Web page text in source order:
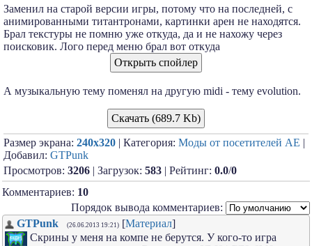
Заменил на старой версии игры, потому что на последней, с
анимированными титантронами, картинки арен не находятся.
Брал текстуры не помню уже откуда, да и не нахожу через
поисковик. Лого перед меню брал вот откуда
А музыкальную тему поменял на другую midi - тему evolution.
Скачать (689.7 Kb)
Размер экрана: 240x320 | Категория: Моды от посетителей АЕ |
Добавил: GTPunk
Просмотров: 3206 | Загрузок: 583 | Рейтинг: 0.0/0
Комментариев: 10
Порядок вывода комментариев:
GTPunk
(26.06.2013 19:21) [Материал]
Скрины у меня на компе не берутся. У кого-то игра